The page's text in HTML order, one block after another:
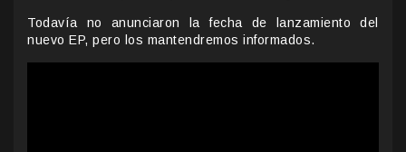
Todavía no anunciaron la fecha de lanzamiento del
nuevo EP, pero los mantendremos informados.